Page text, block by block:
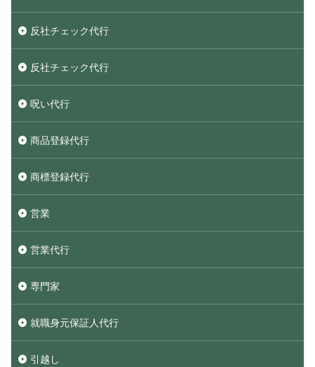
反社チェック代行
反社チェック代行
呪い代行
商品登録代行
商標登録代行
営業
営業代行
専門家
就職身元保証人代行
引越し